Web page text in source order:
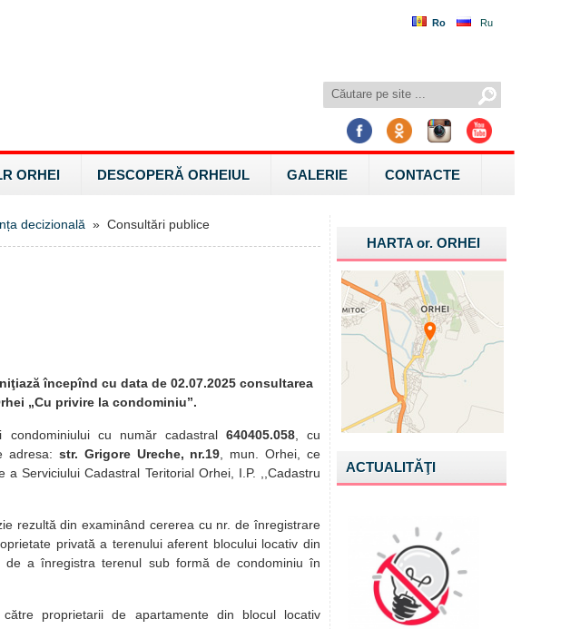
Ro Ru
ORHEI DESCOPERĂ ORHEIUL GALERIE CONTACTE
decizională » Consultări publice
începînd cu data de 02.07.2025 consultarea
„Cu privire la condominiu’’.
condominiului cu număr cadastral 640405.058, cu
adresa: str. Grigore Ureche, nr.19 , mun. Orhei, ce
Serviciului Cadastral Teritorial Orhei, I.P. ,,Cadastru
rezultă din examinând cererea cu nr. de înregistrare
privată a terenului aferent blocului locativ din
a înregistra terenul sub formă de condominiu în
proprietarii de apartamente din blocul locativ
HARTA or.ORHEI
ACTUALITĂŢI